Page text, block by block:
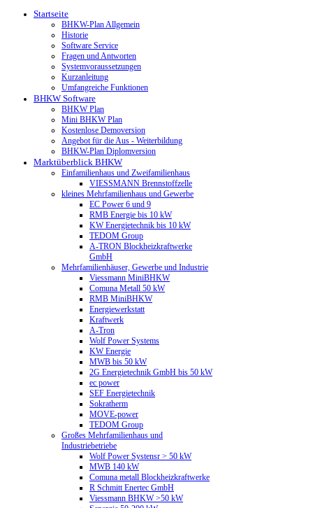
Startseite
BHKW-Plan Allgemein
Historie
Software Service
Fragen und Antworten
Systemvoraussetzungen
Kurzanleitung
Umfangreiche Funktionen
BHKW Software
BHKW Plan
Mini BHKW Plan
Kostenlose Demoversion
Angebot für die Aus - Weiterbildung
BHKW-Plan Diplomversion
Marktüberblick BHKW
Einfamilienhaus und Zweifamilienhaus
VIESSMANN Brennstoffzelle
kleines Mehrfamilienhaus und Gewerbe
EC Power 6 und 9
RMB Energie bis 10 kW
KW Energietechnik bis 10 kW
TEDOM Group
A-TRON Blockheizkraftwerke
GmbH
Mehrfamilienhäuser, Gewerbe und Industrie
Viessmann MiniBHKW
Comuna Metall 50 kW
RMB MiniBHKW
Energiewerkstatt
Kraftwerk
A-Tron
Wolf Power Systems
KW Energie
MWB bis 50 kW
2G Energietechnik GmbH bis 50 kW
ec power
SEF Energietechnik
Sokratherm
MOVE-power
TEDOM Group
Großes Mehrfamilienhaus und
Industriebetriebe
Wolf Power Systensr > 50 kW
MWB 140 kW
Comuna metall Blockheizkraftwerke
R Schmitt Enertec GmbH
Viessmann BHKW >50 kW